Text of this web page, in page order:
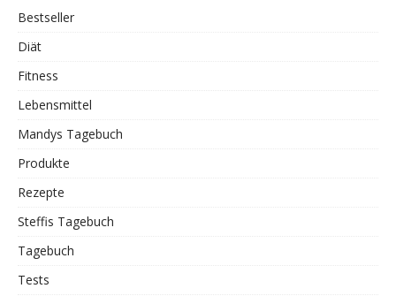
Bestseller
Diät
Fitness
Lebensmittel
Mandys Tagebuch
Produkte
Rezepte
Steffis Tagebuch
Tagebuch
Tests